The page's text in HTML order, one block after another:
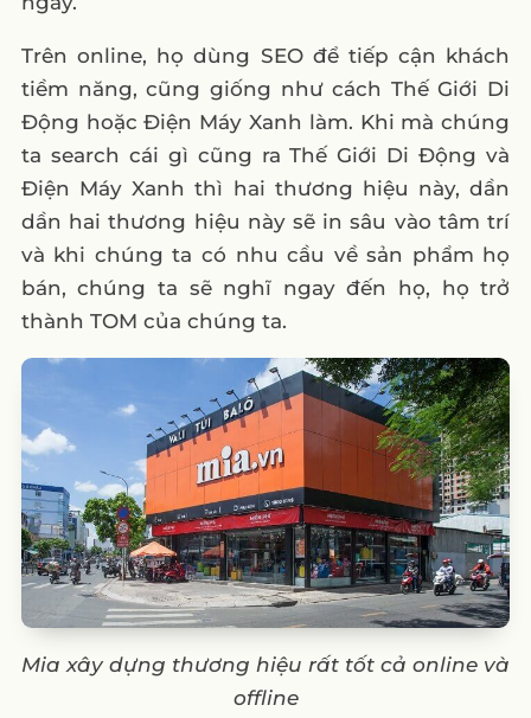
Trên online, họ dùng SEO để tiếp cận khách
tiềm năng, cũng giống như cách Thế Giới Di
Động hoặc Điện Máy Xanh làm. Khi mà chúng
ta search cái gì cũng ra Thế Giới Di Động và
Điện Máy Xanh thì hai thương hiệu này, dần
dần hai thương hiệu này sẽ in sâu vào tâm trí
và khi chúng ta có nhu cầu về sản phẩm họ
bán, chúng ta sẽ nghĩ ngay đến họ, họ trở
thành TOM của chúng ta.
Mia xây dựng thương hiệu rất tốt cả online và
offline